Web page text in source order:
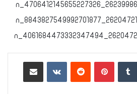
بينتيريست ‏VKontakte